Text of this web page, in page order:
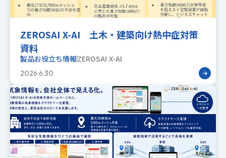
ZEROSAI X-AI 土木・建築向け熱中症対策
資料
製品お役立ち情報ZEROSAI X-AI
2026.6.30